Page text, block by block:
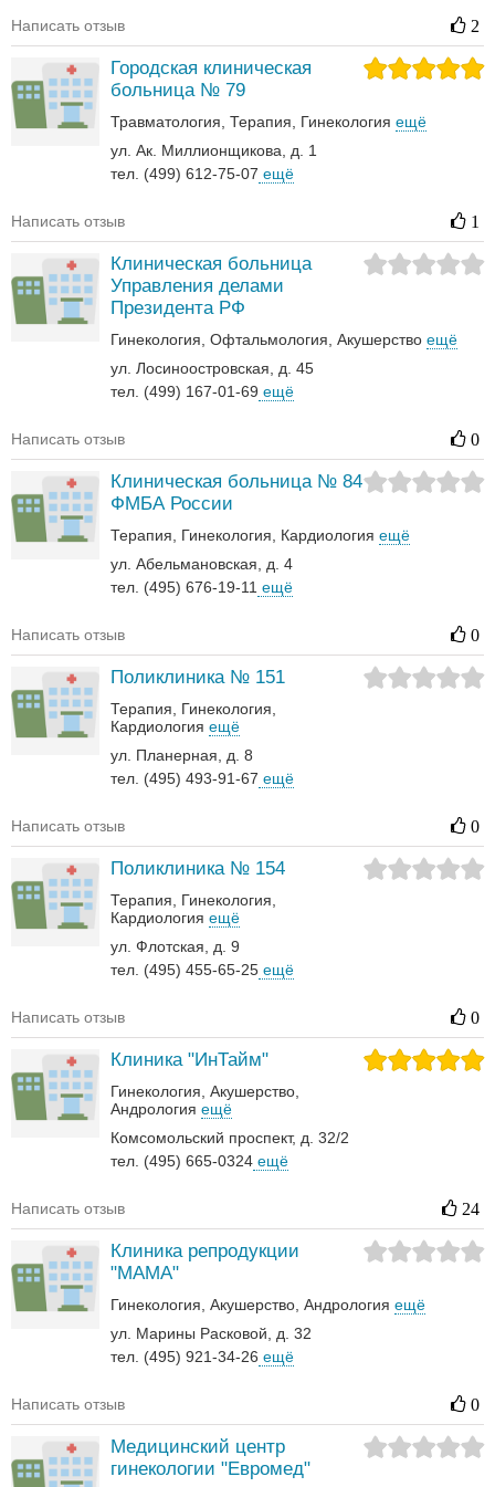
Написать отзыв 2
Городская клиническая
больница № 79
Травматология Терапия Гинекология ещё
ул. Ак. Миллионщикова, д. 1
тел. (499) 612-75-07 ещё
Написать отзыв 1
Клиническая больница
Управления делами
Президента РФ
Гинекология Офтальмология Акушерство ещё
ул. Лосиноостровская, д. 45
тел. (499) 167-01-69 ещё
Написать отзыв 0
Клиническая больница № 84
ФМБА России
Терапия Гинекология Кардиология ещё
ул. Абельмановская, д. 4
тел. (495) 676-19-11 ещё
Написать отзыв 0
Поликлиника № 151
Терапия
Гинекология
Кардиология ещё
ул. Планерная, д. 8
тел. (495) 493-91-67 ещё
Написать отзыв 0
Поликлиника № 154
Терапия
Гинекология
Кардиология ещё
ул. Флотская, д. 9
тел. (495) 455-65-25 ещё
Написать отзыв 0
Клиника "ИнТайм"
Гинекология Акушерство
Андрология‎ ещё
Комсомольский проспект, д. 32/2
тел. (495) 665-0324 ещё
Написать отзыв 24
Клиника репродукции
"МАМА"
Гинекология Акушерство Андрология‎ ещё
ул. Марины Расковой, д. 32
тел. (495) 921-34-26 ещё
Написать отзыв 0
Медицинский центр
гинекологии "Евромед"